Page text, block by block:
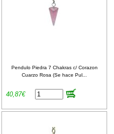
Pendulo Piedra 7 Chakras c/ Corazon
Cuarzo Rosa (Se hace Pul...
40,87€